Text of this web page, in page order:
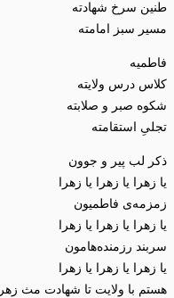
طنین سرخ شهادته
مسیر سبز امامته
فاطمیه
کلاس درس ولایته
شکوه صبر و صلابته
تجلیِ استقامته
ذکر لب پیر و جوون
یا زهرا یا زهرا یا زهرا
زمزمه‌ی فاطمیون
یا زهرا یا زهرا یا زهرا
سربند رزمنده‌هامون
یا زهرا یا زهرا یا زهرا
هستم با ولایت تا شهادت مث زهرا